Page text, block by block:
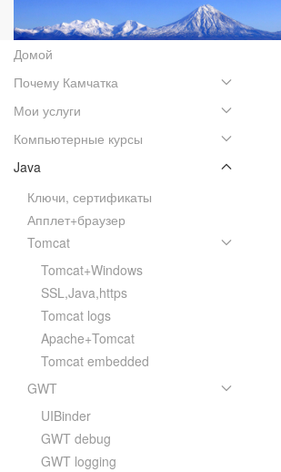
Домой
Почему Камчатка
Мои услуги
Компьютерные курсы
Java
Ключи, сертификаты
Апплет+браузер
Tomcat
Tomcat+Windows
SSL,Java,https
Tomcat logs
Apache+Tomcat
Tomcat embedded
GWT
UIBinder
GWT debug
GWT logging